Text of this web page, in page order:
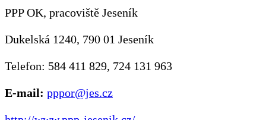
PPP OK, pracoviště Jeseník
Dukelská 1240, 790 01 Jeseník
Telefon: 584 411 829, 724 131 963
E-mail: pppor@jes.cz